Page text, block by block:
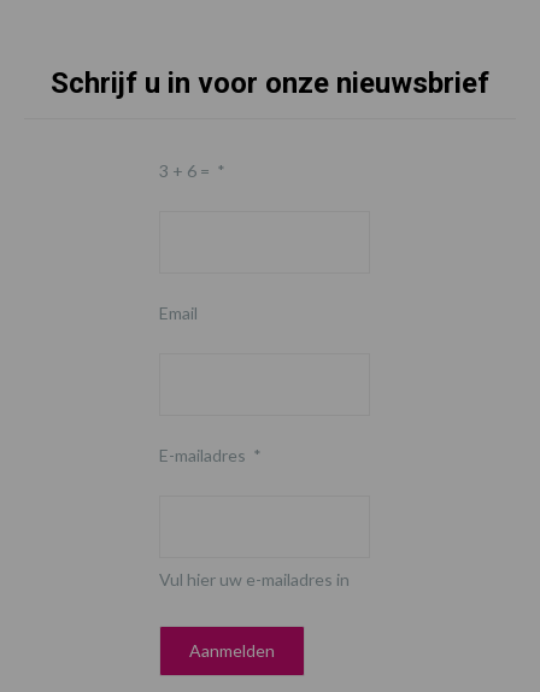
Schrijf u in voor onze nieuwsbrief
3 + 6 = *
Email
E-mailadres *
Vul hier uw e-mailadres in